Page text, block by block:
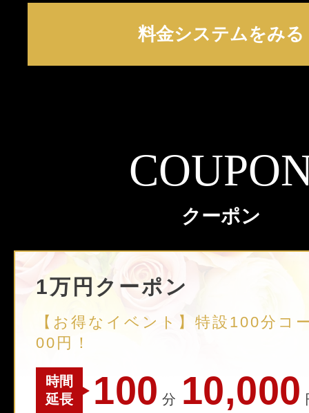
料金システムをみる
クーポン
1万円クーポン
【お得なイベント】特設100分コ
00円！
時間
延長
100 分 10,000